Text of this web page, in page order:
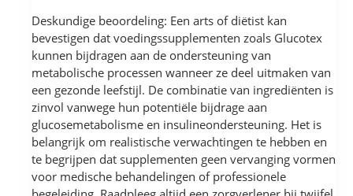
Deskundige beoordeling: Een arts of diëtist kan
bevestigen dat voedingssupplementen zoals Glucotex
kunnen bijdragen aan de ondersteuning van
metabolische processen wanneer ze deel uitmaken van
een gezonde leefstijl. De combinatie van ingrediënten is
zinvol vanwege hun potentiële bijdrage aan
glucosemetabolisme en insulineondersteuning. Het is
belangrijk om realistische verwachtingen te hebben en
te begrijpen dat supplementen geen vervanging vormen
voor medische behandelingen of professionele